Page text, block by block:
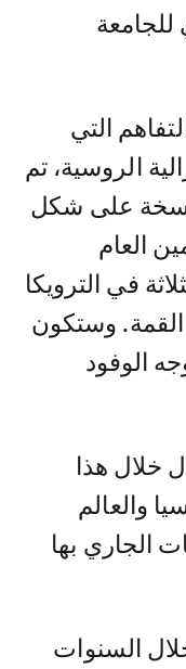
التي
الروسية، تم
على شكل
العام
في الترويكا
القمة. وستكون
الوفود
خلال هذا
والعالم
الجاري بها
السنوات